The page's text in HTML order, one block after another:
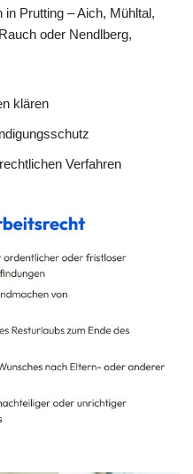
Prutting – Aich, Mühltal,
oder Nendlberg,
klären
Verfahren